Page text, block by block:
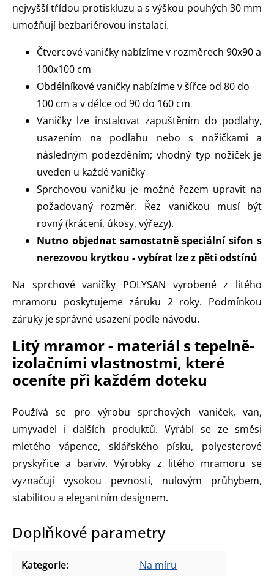
nejvyšší třídou protiskluzu a s výškou pouhých 30 mm
umožňují bezbariérovou instalaci.
Čtvercové vaničky nabízíme v rozměrech 90x90 a
100x100 cm
Obdélníkové vaničky nabízíme v šířce od 80 do
100 cm a v délce od 90 do 160 cm
Vaničky lze instalovat zapuštěním do podlahy,
usazením na podlahu nebo s nožičkami a
následným podezděním; vhodný typ nožiček je
uveden u každé vaničky
Sprchovou vaničku je možné řezem upravit na
požadovaný rozměr. Řez vaničkou musí být
rovný (krácení, úkosy, výřezy).
Nutno objednat samostatně speciální sifon s
nerezovou krytkou - vybírat lze z pěti odstínů
Na sprchové vaničky POLYSAN vyrobené z litého
mramoru poskytujeme záruku 2 roky. Podmínkou
záruky je správné usazení podle návodu.
Litý mramor - materiál s tepelně-
izolačními vlastnostmi, které
oceníte při každém doteku
Používá se pro výrobu sprchových vaniček, van,
umyvadel i dalších produktů. Vyrábí se ze směsi
mletého vápence, sklářského písku, polyesterové
pryskyřice a barviv. Výrobky z litého mramoru se
vyznačují vysokou pevností, nulovým průhybem,
stabilitou a elegantním designem.
Doplňkové parametry
Kategorie: Na míru